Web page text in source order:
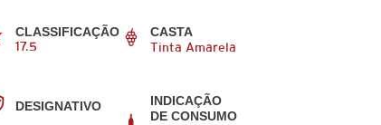
CLASSIFICAÇÃO
17.5
CASTA
Tinta Amarela
DESIGNATIVO
INDICAÇÃO
DE CONSUMO